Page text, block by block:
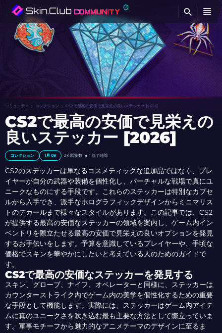
コミュニティ コレクション CS2で最高の安価で見栄えの良いステッカー [2026]
CS2で最高の安価で見栄えの
良いステッカー [2026]
コレクション 1月 09 2K 閲覧数 1 読了時間
CS2のステッカーは単なるコスメティックな追加品ではなく、プレ
イヤーが自分の武器や装備を個性化し、バーチャルな戦場で真にユ
ニークなものにする手段です。これらのステッカーは特別なカプセ
ルから入手でき、派手なホログラフィックデザインからミニマリス
トのデカールまで様々なスタイルがあります。この記事では、CS2
が提供する最高の安価なステッカーの領域を案内し、ゲーム内イン
ベントリを際立たせる最高の安価で見栄えの良いオプションを発見
するお手伝いをします。予算を意識しているプレイヤーや、手頃な
価格でスキンを華やかにしたいと考えている人のためのガイドで
す。
CS2で最高の安価なステッカーを発見する
スキン、グローブ、ナイフ、オペレーターと同様に、ステッカーは
カウンターストライク内でゲーム内の美学を個性化するための重要
な手段として機能します。実際には、ステッカーはゲーム内アイテ
ムに真のユニークさを吹き込む最も主要な方法として際立っていま
す。軍事モチーフから魅力的なアニメテーマのデザインに至るま